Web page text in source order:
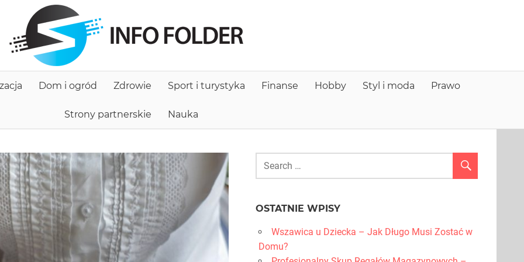
Dom i ogród Zdrowie Sport i turystyka Finanse Hobby Styl i moda Prawo
Strony partnerskie Nauka
OSTATNIE WPISY
Wszawica u Dziecka – Jak Długo Musi Zostać w
Domu?